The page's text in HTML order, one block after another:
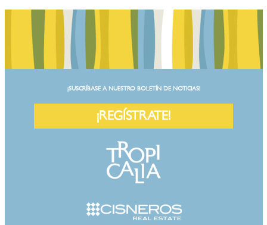
¡SUSCRÍBASE A NUESTRO BOLETÍN DE NOTICIAS!
¡REGÍSTRATE!